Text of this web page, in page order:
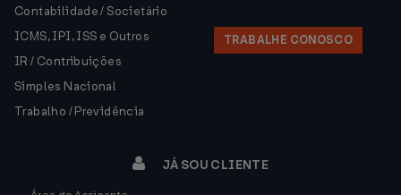
Contabilidade / Societário
ICMS, IPI, ISS e Outros
IR / Contribuições
Simples Nacional
Trabalho / Previdência
TRABALHE CONOSCO
JÁ SOU CLIENTE